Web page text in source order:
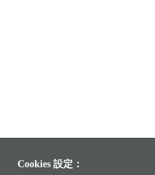
Cookies 設定：